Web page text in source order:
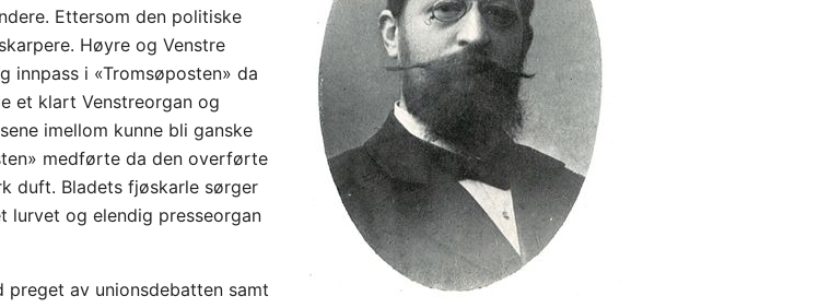
Ettersom den politiske
Høyre og Venstre
innpass i «Tromsøposten» da
et klart Venstreorgan og
imellom kunne bli ganske
medførte da den overførte
duft. Bladets fjøskarle sørger
lurvet og elendig presseorgan
av unionsdebatten samt